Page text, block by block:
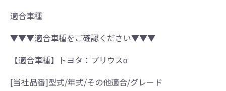
適合車種
▼▼▼適合車種をご確認ください▼▼▼
【適合車種】トヨタ：プリウスα
[当社品番]型式/年式/その他適合/グレード